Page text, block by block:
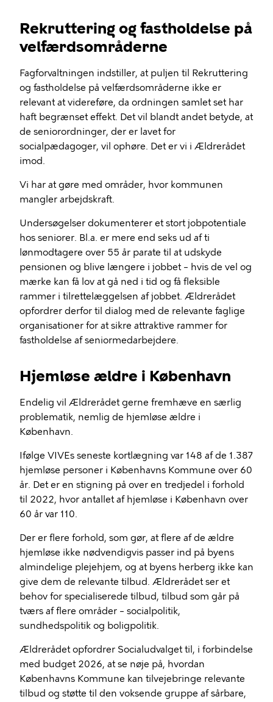
Rekruttering og fastholdelse på
velfærdsområderne
Fagforvaltningen indstiller, at puljen til Rekruttering
og fastholdelse på velfærdsområderne ikke er
relevant at videreføre, da ordningen samlet set har
haft begrænset effekt. Det vil blandt andet betyde, at
de seniorordninger, der er lavet for
socialpædagoger, vil ophøre. Det er vi i Ældrerådet
imod.
Vi har at gøre med områder, hvor kommunen
mangler arbejdskraft.
Undersøgelser dokumenterer et stort jobpotentiale
hos seniorer. Bl.a. er mere end seks ud af ti
lønmodtagere over 55 år parate til at udskyde
pensionen og blive længere i jobbet – hvis de vel og
mærke kan få lov at gå ned i tid og få fleksible
rammer i tilrettelæggelsen af jobbet. Ældrerådet
opfordrer derfor til dialog med de relevante faglige
organisationer for at sikre attraktive rammer for
fastholdelse af seniormedarbejdere.
Hjemløse ældre i København
Endelig vil Ældrerådet gerne fremhæve en særlig
problematik, nemlig de hjemløse ældre i
København.
Ifølge VIVEs seneste kortlægning var 148 af de 1.387
hjemløse personer i Københavns Kommune over 60
år. Det er en stigning på over en tredjedel i forhold
til 2022, hvor antallet af hjemløse i København over
60 år var 110.
Der er flere forhold, som gør, at flere af de ældre
hjemløse ikke nødvendigvis passer ind på byens
almindelige plejehjem, og at byens herberg ikke kan
give dem de relevante tilbud. Ældrerådet ser et
behov for specialiserede tilbud, tilbud som går på
tværs af flere områder – socialpolitik,
sundhedspolitik og boligpolitik.
Ældrerådet opfordrer Socialudvalget til, i forbindelse
med budget 2026, at se nøje på, hvordan
Københavns Kommune kan tilvejebringe relevante
tilbud og støtte til den voksende gruppe af sårbare,